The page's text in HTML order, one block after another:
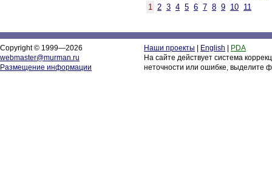
1 2 3 4 5 6 7 8 9 10 11
Copyright © 1999—2026
webmaster@murman.ru
Размещение информации
Наши проекты English
PDA
На сайте действует система
неточности или ошибке, выделите